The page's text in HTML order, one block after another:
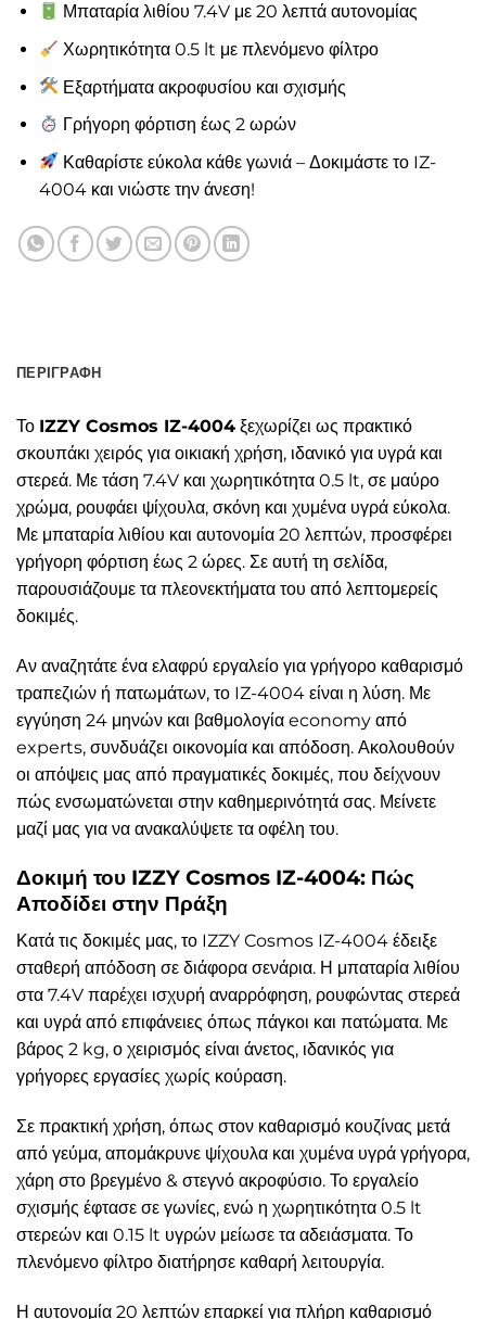
Μπαταρία λιθίου 7.4V με 20 λεπτά αυτονομίας
Χωρητικότητα 0.5 lt με πλενόμενο φίλτρο
Εξαρτήματα ακροφυσίου και σχισμής
Γρήγορη φόρτιση έως 2 ωρών
Καθαρίστε εύκολα κάθε γωνιά – Δοκιμάστε το IZ-
4004 και νιώστε την άνεση!
ΠΕΡΙΓΡΑΦΉ
Το IZZY Cosmos IZ-4004 ξεχωρίζει ως πρακτικό
σκουπάκι χειρός για οικιακή χρήση, ιδανικό για υγρά και
στερεά. Με τάση 7.4V και χωρητικότητα 0.5 lt, σε μαύρο
χρώμα, ρουφάει ψίχουλα, σκόνη και χυμένα υγρά εύκολα.
Με μπαταρία λιθίου και αυτονομία 20 λεπτών, προσφέρει
γρήγορη φόρτιση έως 2 ώρες. Σε αυτή τη σελίδα,
παρουσιάζουμε τα πλεονεκτήματα του από λεπτομερείς
δοκιμές.
Αν αναζητάτε ένα ελαφρύ εργαλείο για γρήγορο καθαρισμό
τραπεζιών ή πατωμάτων, το IZ-4004 είναι η λύση. Με
εγγύηση 24 μηνών και βαθμολογία economy από
experts, συνδυάζει οικονομία και απόδοση. Ακολουθούν
οι απόψεις μας από πραγματικές δοκιμές, που δείχνουν
πώς ενσωματώνεται στην καθημερινότητά σας. Μείνετε
μαζί μας για να ανακαλύψετε τα οφέλη του.
Δοκιμή του IZZY Cosmos IZ-4004: Πώς
Αποδίδει στην Πράξη
Κατά τις δοκιμές μας, το IZZY Cosmos IZ-4004 έδειξε
σταθερή απόδοση σε διάφορα σενάρια. Η μπαταρία λιθίου
στα 7.4V παρέχει ισχυρή αναρρόφηση, ρουφώντας στερεά
και υγρά από επιφάνειες όπως πάγκοι και πατώματα. Με
βάρος 2 kg, ο χειρισμός είναι άνετος, ιδανικός για
γρήγορες εργασίες χωρίς κούραση.
Σε πρακτική χρήση, όπως στον καθαρισμό κουζίνας μετά
από γεύμα, απομάκρυνε ψίχουλα και χυμένα υγρά γρήγορα,
χάρη στο βρεγμένο & στεγνό ακροφύσιο. Το εργαλείο
σχισμής έφτασε σε γωνίες, ενώ η χωρητικότητα 0.5 lt
στερεών και 0.15 lt υγρών μείωσε τα αδειάσματα. Το
πλενόμενο φίλτρο διατήρησε καθαρή λειτουργία.
Η αυτονομία 20 λεπτών επαρκεί για πλήρη καθαρισμό